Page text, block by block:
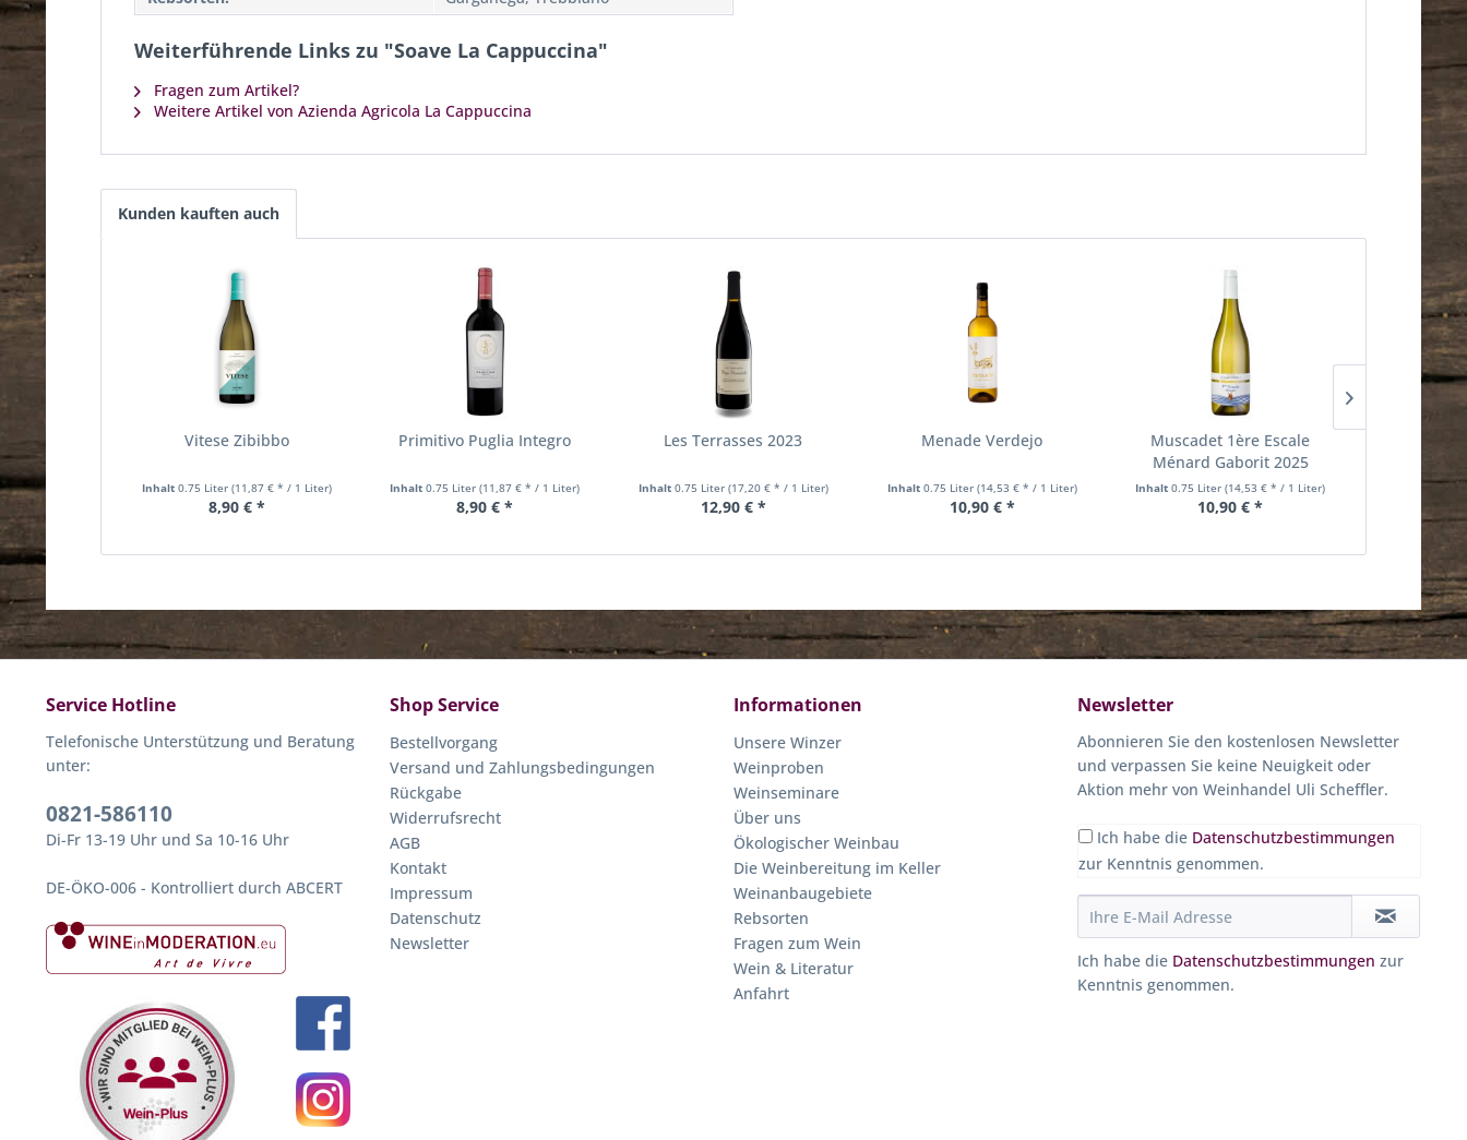
Weiterführende Links zu "Soave La Cappuccina"
Fragen zum Artikel?
Weitere Artikel von Azienda Agricola La Cappuccina
Kunden kauften auch
Vitese Zibibbo
Inhalt 0.75 Liter (11,87 € * / 1 Liter)
8,90 € *
Primitivo Puglia Integro
Inhalt0.75 Liter(11,87 € * / 1 Liter)
8,90 € *
Les Terrasses 2023
Inhalt 0.75 Liter (17,20 € * / 1 Liter)
12,90 € *
Menade Verdejo
Inhalt 0.75 Liter (14,53 € * / 1 Liter)
10,90 € *
Muscadet 1ère Escale
Ménard Gaborit 2025
Inhalt0.75 Liter(14,53 € * / 1 Liter)
10,90 € *
0.75
Service Hotline
Telefonische Unterstützung und Beratung
unter:
0821-586110
Di-Fr 13-19 Uhr und Sa 10-16 Uhr
DE-ÖKO-006 - Kontrolliert durch ABCERT
Shop Service
Bestellvorgang
Versand und Zahlungsbedingungen
Rückgabe
Widerrufsrecht
AGB
Kontakt
Impressum
Datenschutz
Newsletter
Informationen
Unsere Winzer
Weinproben
Weinseminare
Über uns
Ökologischer Weinbau
Die Weinbereitung im Keller
Weinanbaugebiete
Rebsorten
Fragen zum Wein
Wein & Literatur
Anfahrt
Newsletter
Abonnieren Sie den kostenlosen Newsletter
und verpassen Sie keine Neuigkeit oder
Aktion mehr von Weinhandel Uli Scheffler.
Ich habe die Datenschutzbestimmungen
zur Kenntnis genommen.
Ich habe die Datenschutzbestimmungen zur
Kenntnis genommen.